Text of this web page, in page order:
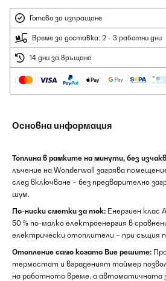
Готово за изпращане
Време за доставка: 2 - 3 работни дни
14 дни за връщане
Основна информация
Топлина в рамките на минути, без
лъчение на Wonderwall загрява
след включване – без предварително
шум.
По-ниски сметки за ток: Енергиен клас
50 % по-малко електроенергия в
електрически отоплители – при същия
Отопление само когато Вие решите:
термостат и вграденият таймер
на работното време, а автоматичната